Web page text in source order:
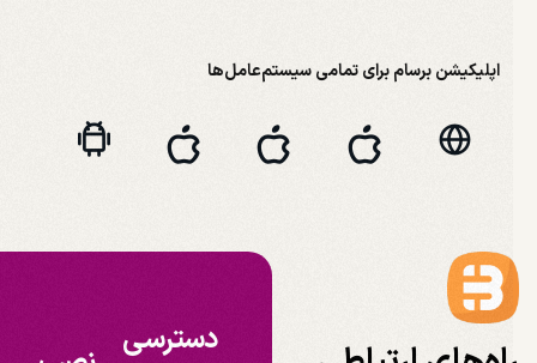
اپلیکیشن برسام برای تمامی سیستم‌عامل‌ها
دسترسی